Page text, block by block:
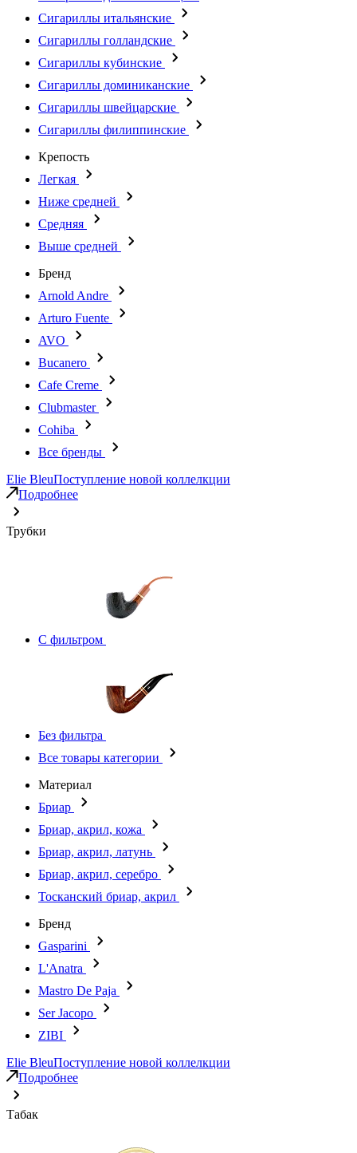
Сигариллы итальянские
Сигариллы голландские
Сигариллы кубинские
Сигариллы доминиканские
Сигариллы швейцарские
Сигариллы филиппинские
Крепость
Легкая
Ниже средней
Средняя
Выше средней
Бренд
Arnold Andre
Arturo Fuente
AVO
Bucanero
Cafe Creme
Clubmaster
Cohiba
Все бренды
Elie BleuПоступление новой коллелкции
Подробнее
Трубки
С фильтром
Без фильтра
Все товары категории
Материал
Бриар
Бриар, акрил, кожа
Бриар, акрил, латунь
Бриар, акрил, серебро
Тосканский бриар, акрил
Бренд
Gasparini
L'Anatra
Mastro De Paja
Ser Jacopo
ZIBI
Elie BleuПоступление новой коллелкции
Подробнее
Табак